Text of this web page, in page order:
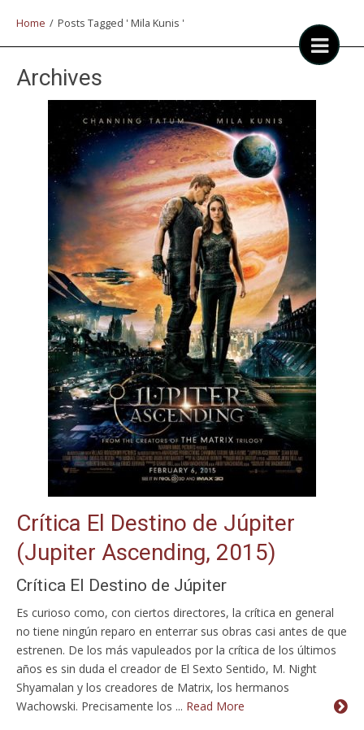
Home / Posts Tagged ' Mila Kunis '
Archives
Crítica El Destino de Júpiter
(Jupiter Ascending, 2015)
Crítica El Destino de Júpiter
Es curioso como, con ciertos directores, la crítica en general
no tiene ningún reparo en enterrar sus obras casi antes de que
estrenen. De los más vapuleados por la crítica de los últimos
años es sin duda el creador de El Sexto Sentido, M. Night
Shyamalan y los creadores de Matrix, los hermanos
Wachowski. Precisamente los ... Read More